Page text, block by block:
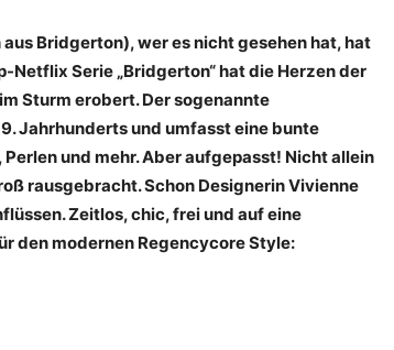
Bridgerton), wer es nicht gesehen hat, hat
Netflix Serie „Bridgerton“ hat die Herzen der
Sturm erobert. Der sogenannte
Jahrhunderts und umfasst eine bunte
und mehr. Aber aufgepasst! Nicht allein
rausgebracht. Schon Designerin Vivienne
Zeitlos, chic, frei und auf eine
den modernen Regencycore Style: